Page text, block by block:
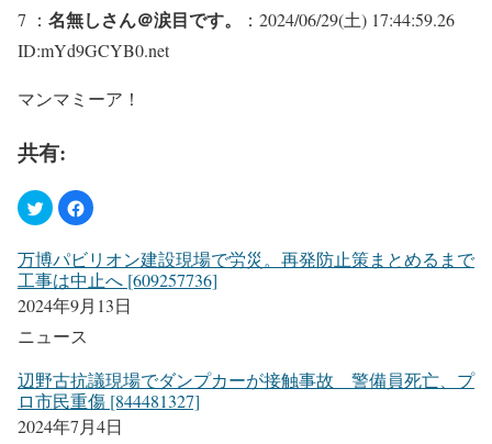
7 ： 名無しさん＠涙目です。
：2024/06/29(土) 17:44:59.26
ID:mYd9GCYB0.net
マンマミーア！
共有:
万博パビリオン建設現場で労災。再発防止策まとめるまで
工事は中止へ [609257736]
2024年9月13日
ニュース
辺野古抗議現場でダンプカーが接触事故 警備員死亡、プ
ロ市民重傷 [844481327]
2024年7月4日